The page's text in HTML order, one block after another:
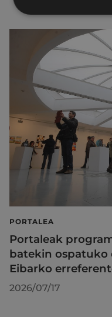
PORTALEA
Portaleak
batekin ospatuko
Eibarko
2026/07/17